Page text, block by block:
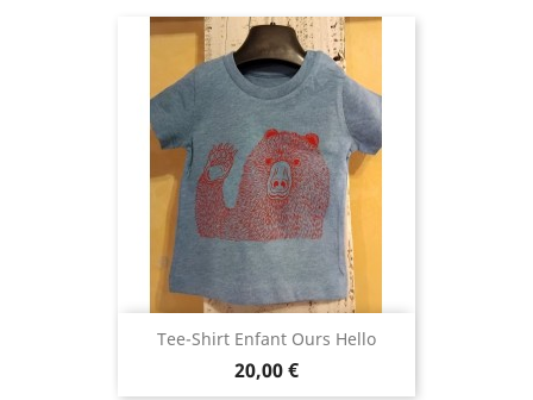
Tee-Shirt Enfant Ours Hello
Prix
20,00 €